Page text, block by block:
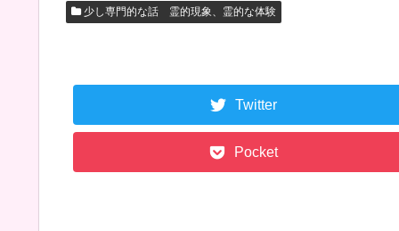
少し専門的な話 霊的現象、霊的な体験
Twitter
Pocket